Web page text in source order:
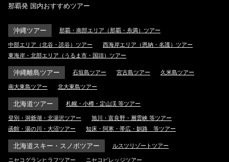
那覇発 国内おすすめツアー
沖縄ツアー 那覇・南部エリア（那覇・糸満）ツアー
中部エリア（北谷・読谷）ツアー
西海岸エリア（恩納・名護）ツアー
東海岸・北部エリア（うるま市・国頭）ツアー
沖縄離島ツアー 石垣島ツアー 宮古島ツアー 久米島ツアー
南大東島ツアー 北大東島ツアー
北海道ツアー 札幌・小樽・定山渓 等ツアー
登別・洞爺湖・北湯沢ツアー
旭川・富良野・層雲峡 等ツアー
函館・湯の川・大沼ツアー
知床・阿寒・帯広・釧路 等ツアー
北海道スキー・スノボツアー ルスツリゾートツアー
ニセコグランヒラフツアー ニセコビレッジツアー